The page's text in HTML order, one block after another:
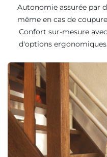
Autonomie assurée par
même en cas de
Confort sur-mesure
d'options